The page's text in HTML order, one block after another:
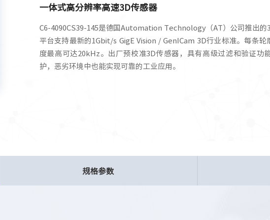
一体式高分辨率高速3D传感器
C6-4090CS39-145是德国Automation Technology（AT）公司推出
平台支持最新的1Gbit/s GigE Vision / GenICam 3D行业标准。每条
度最高可达20kHz。出厂预校准3D传感器，具有高级过滤和验证功
护，恶劣环境中也能实现可靠的工业应用。
规格参数